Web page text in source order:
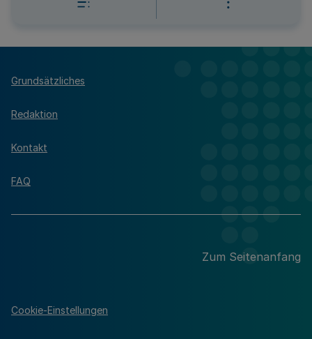
Grundsätzliches
Redaktion
Kontakt
FAQ
Zum Seitenanfang
Cookie-Einstellungen